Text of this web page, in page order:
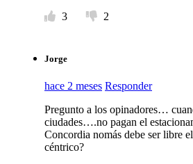
3
2
Jorge
hace 2 meses Responder
Pregunto a los opinadores…
ciudades….no pagan el
Concordia nomás debe ser libre
céntrico?